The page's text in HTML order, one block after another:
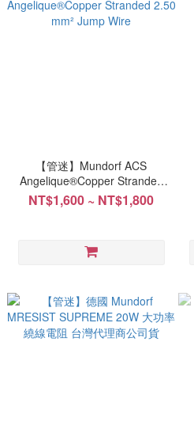
【管迷】Mundorf ACS
Angelique®Copper Stranded
2.50 mm² Jump Wire
NT$1,600 ~ NT$1,800